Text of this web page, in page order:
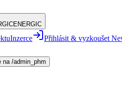
ENERGIC
Inzerce Přihlásit & vyzkoušet
/admin_phm